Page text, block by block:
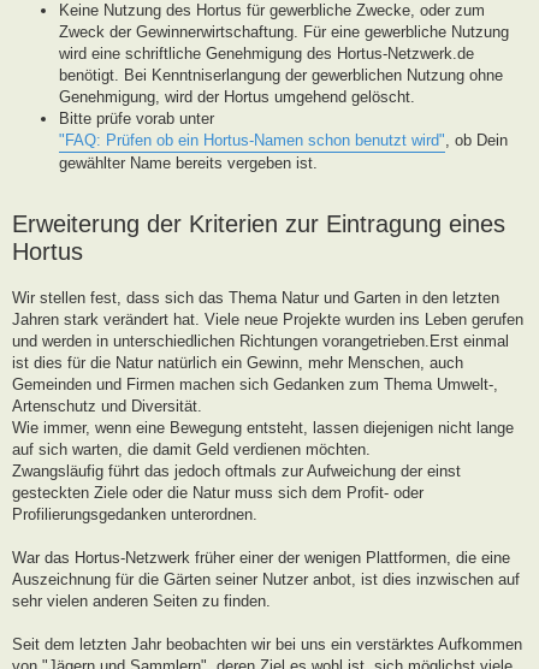
Keine Nutzung des Hortus für gewerbliche Zwecke, oder zum
Zweck der Gewinnerwirtschaftung. Für eine gewerbliche Nutzung
wird eine schriftliche Genehmigung des Hortus-Netzwerk.de
benötigt. Bei Kenntniserlangung der gewerblichen Nutzung ohne
Genehmigung, wird der Hortus umgehend gelöscht.
Bitte prüfe vorab unter
"FAQ: Prüfen ob ein Hortus-Namen schon benutzt wird", ob Dein
gewählter Name bereits vergeben ist.
Erweiterung der Kriterien zur Eintragung eines
Hortus
Wir stellen fest, dass sich das Thema Natur und Garten in den letzten
Jahren stark verändert hat. Viele neue Projekte wurden ins Leben gerufen
und werden in unterschiedlichen Richtungen vorangetrieben.Erst einmal
ist dies für die Natur natürlich ein Gewinn, mehr Menschen, auch
Gemeinden und Firmen machen sich Gedanken zum Thema Umwelt-,
Artenschutz und Diversität.
Wie immer, wenn eine Bewegung entsteht, lassen diejenigen nicht lange
auf sich warten, die damit Geld verdienen möchten.
Zwangsläufig führt das jedoch oftmals zur Aufweichung der einst
gesteckten Ziele oder die Natur muss sich dem Profit- oder
Profilierungsgedanken unterordnen.
War das Hortus-Netzwerk früher einer der wenigen Plattformen, die eine
Auszeichnung für die Gärten seiner Nutzer anbot, ist dies inzwischen auf
sehr vielen anderen Seiten zu finden.
Seit dem letzten Jahr beobachten wir bei uns ein verstärktes Aufkommen